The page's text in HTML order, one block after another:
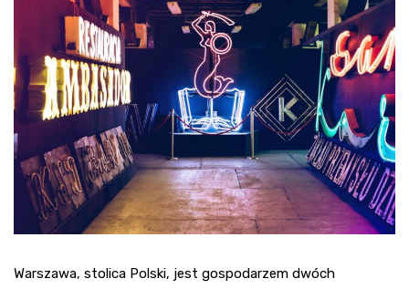
Warszawa, stolica Polski, jest gospodarzem dwóch